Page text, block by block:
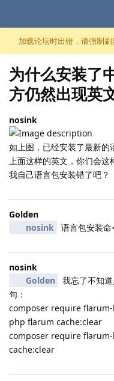
跳至内容
加载论坛时出错，请强制刷
为什么安装了
方仍然出现英
nosink
如上图，已经安装了最新的
上面这样的英文，你们会这
我自己语言包安装错了吧？
Golden
nosink
语言包安装命
nosink
Golden
我忘了不知
句：
composer require
php flarum cache:clear
composer require
cache:clear